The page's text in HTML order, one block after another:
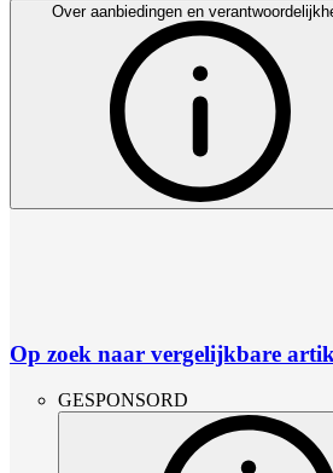
Over aanbiedingen en
Op zoek naar vergelijkbare
GESPONSORD